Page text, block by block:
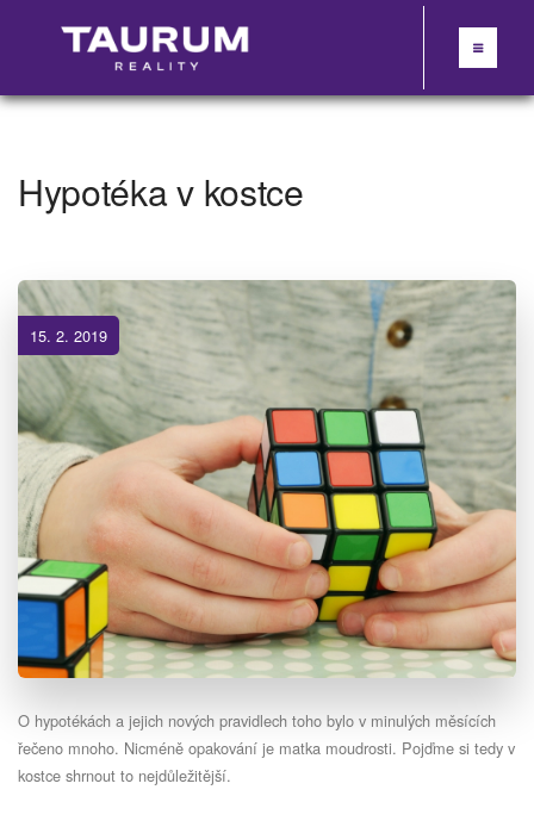
Hypotéka v kostce
15. 2. 2019
O hypotékách a jejich nových pravidlech toho bylo v minulých měsících
řečeno mnoho. Nicméně opakování je matka moudrosti. Pojďme si tedy v
kostce shrnout to nejdůležitější.